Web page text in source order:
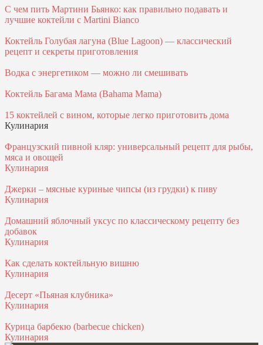
С чем пить Мартини Бьянко: как правильно подавать и
лучшие коктейли с Martini Bianco
Коктейль Голубая лагуна (Blue Lagoon) — классический
рецепт и секреты приготовления
Водка с энергетиком — можно ли смешивать
Коктейль Багама Мама (Bahama Mama)
15 коктейлей с вином, которые легко приготовить дома
Кулинария
Французский пивной кляр: универсальный рецепт для рыбы,
мяса и овощей
Кулинария
Джерки – мясные куриные чипсы (из грудки) к пиву
Кулинария
Домашний яблочный уксус по классическому рецепту без
добавок
Кулинария
Как сделать коктейльную вишню
Кулинария
Десерт «Пьяная клубника»
Кулинария
Курица барбекю (barbecue chicken)
Кулинария